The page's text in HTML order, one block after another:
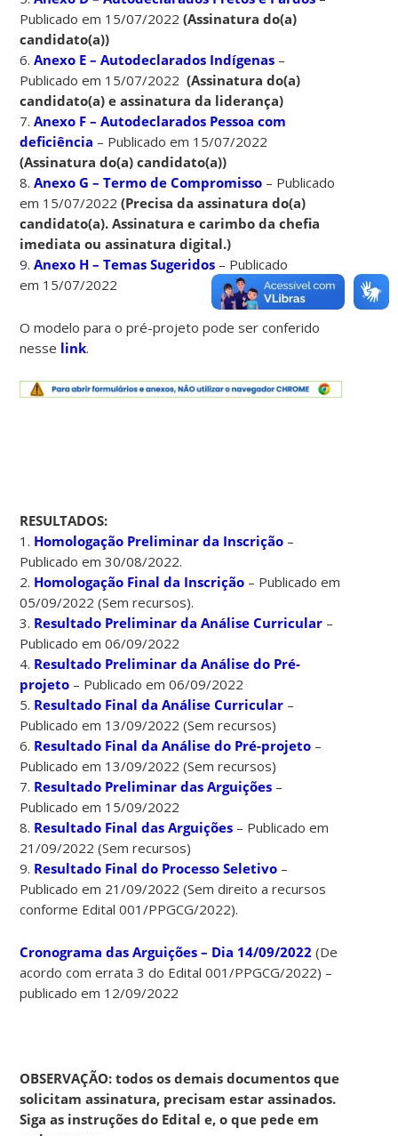
Publicado em 15/07/2022(Assinatura do(a)
candidato(a))
6.Anexo E – Autodeclarados Indígenas –
Publicado em 15/07/2022(Assinatura do(a)
candidato(a) e assinatura da liderança)
7.Anexo F – Autodeclarados Pessoa com
deficiência – Publicado em 15/07/2022
(Assinatura do(a) candidato(a))
8.Anexo G – Termo de Compromisso – Publicado
em 15/07/2022(Precisa da assinatura do(a)
candidato(a). Assinatura e carimbo da chefia
imediata ou assinatura digital.)
9.Anexo H – Temas Sugeridos – Publicado
em 15/07/2022
O modelo para o pré-projeto pode ser conferido
nesse link.
RESULTADOS:
1. Homologação Preliminar da Inscrição –
Publicado em 30/08/2022.
2. Homologação Final da Inscrição – Publicado em
05/09/2022 (Sem recursos).
3. Resultado Preliminar da Análise Curricular –
Publicado em 06/09/2022
4. Resultado Preliminar da Análise do Pré-
projeto – Publicado em 06/09/2022
5. Resultado Final da Análise Curricular –
Publicado em 13/09/2022 (Sem recursos)
6. Resultado Final da Análise do Pré-projeto –
Publicado em 13/09/2022 (Sem recursos)
7. Resultado Preliminar das Arguições –
Publicado em 15/09/2022
8. Resultado Final das Arguições – Publicado em
21/09/2022 (Sem recursos)
9. Resultado Final do Processo Seletivo –
Publicado em 21/09/2022 (Sem direito a recursos
conforme Edital 001/PPGCG/2022).
Cronograma das Arguições – Dia 14/09/2022 (De
acordo com errata 3 do Edital 001/PPGCG/2022) –
publicado em 12/09/2022
OBSERVAÇÃO: todos os demais documentos que
solicitam assinatura, precisam estar assinados.
Siga as instruções do Edital e, o que pede em